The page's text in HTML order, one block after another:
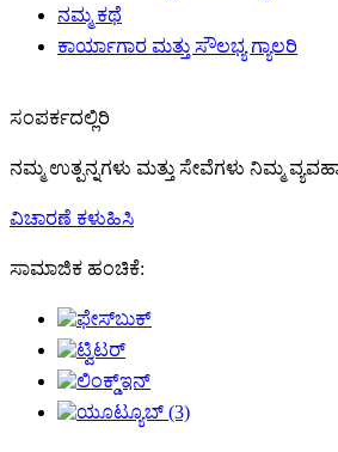
ನಮ್ಮ ಕಥೆ
ಕಾರ್ಯಾಗಾರ ಮತ್ತು ಸೌಲಭ್ಯ ಗ್ಯಾಲರಿ
ಸಂಪರ್ಕದಲ್ಲಿರಿ
ನಮ್ಮ ಉತ್ಪನ್ನಗಳು ಮತ್ತು ಸೇವೆಗಳು ನಿಮ್ಮ
ವಿಚಾರಣೆ ಕಳುಹಿಸಿ
ಸಾಮಾಜಿಕ ಹಂಚಿಕೆ: